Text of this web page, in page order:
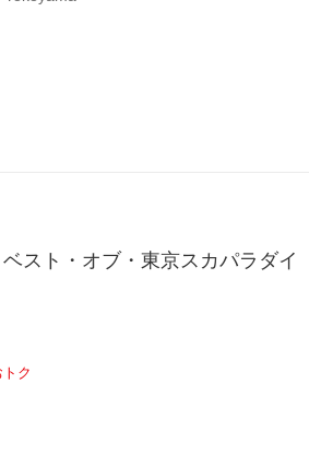
スト・オブ・東京スカパラダイ
ク